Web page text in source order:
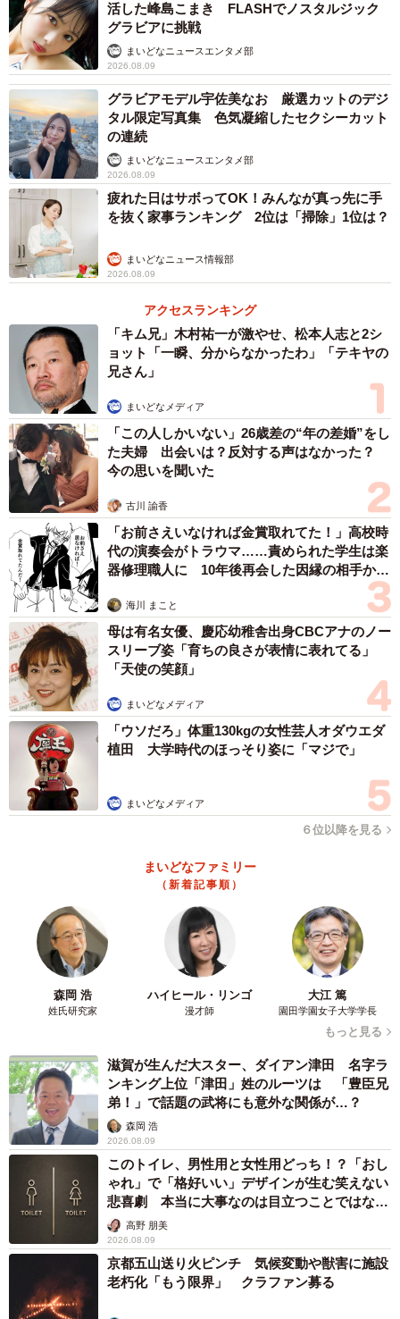
活した峰島こまき FLASHでノスタルジック
グラビアに挑戦
まいどなニュースエンタメ部
2026.08.09
グラビアモデル宇佐美なお 厳選カットのデジ
タル限定写真集 色気凝縮したセクシーカット
の連続
まいどなニュースエンタメ部
2026.08.09
疲れた日はサボってOK！みんなが真っ先に手
を抜く家事ランキング 2位は「掃除」1位は？
まいどなニュース情報部
2026.08.09
アクセスランキング
「キム兄」木村祐一が激やせ、松本人志と2シ
ョット「一瞬、分からなかったわ」「テキヤの
兄さん」
まいどなメディア
「この人しかいない」26歳差の“年の差婚”をし
た夫婦 出会いは？反対する声はなかった？
今の思いを聞いた
古川 諭香
「お前さえいなければ金賞取れてた！」高校時
代の演奏会がトラウマ……責められた学生は楽
器修理職人に 10年後再会した因縁の相手から
海川 まこと
母は有名女優、慶応幼稚舎出身CBCアナのノー
スリーブ姿「育ちの良さが表情に表れてる」
「天使の笑顔」
まいどなメディア
「ウソだろ」体重130kgの女性芸人オダウエダ
植田 大学時代のほっそり姿に「マジで」
まいどなメディア
６位以降を見る
まいどなファミリー
（新着記事順）
森岡 浩
姓氏研究家
ハイヒール・リンゴ
漫才師
大江 篤
園田学園女子大学学長
もっと見る
滋賀が生んだ大スター、ダイアン津田 名字ラ
ンキング上位「津田」姓のルーツは 「豊臣兄
弟！」で話題の武将にも意外な関係が…？
森岡 浩
2026.08.09
このトイレ、男性用と女性用どっち！？「おし
ゃれ」で「格好いい」デザインが生む笑えない
悲喜劇 本当に大事なのは目立つことではな
く…高野 朋美
2026.08.09
京都五山送り火ピンチ 気候変動や獣害に施設
老朽化「もう限界」 クラファン募る